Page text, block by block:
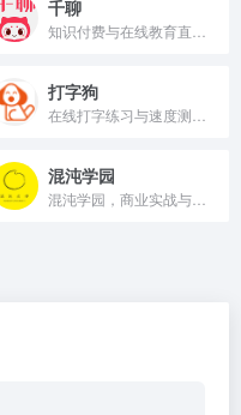
千聊
打字狗
混沌学园